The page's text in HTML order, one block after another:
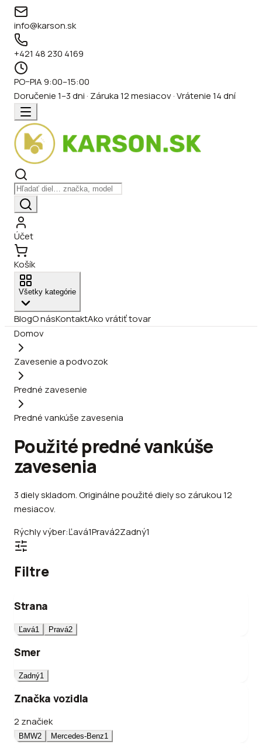
info@karson.sk
+421 48 230 4169
PO–PIA 9:00–15:00
Doručenie 1–3 dni · Záruka 12 mesiacov · Vrátenie 14 dní
Účet
Košík
Všetky kategórie
BlogO násKontaktAko vrátiť tovar
Domov
Zavesenie a podvozok
Predné zavesenie
Predné vankúše zavesenia
Použité predné vankúše
zavesenia
3dielyskladom.Originálne použité diely so zárukou 12
mesiacov.
Rýchly výber:Ľavá1Pravá2Zadný1
Filtre
Strana
Ľavá1 Pravá2
Smer
Zadný1
Značka vozidla
2 značiek
BMW2 Mercedes-Benz1